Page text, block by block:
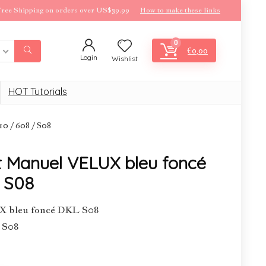
Shipping on orders over US$39.99 How to make these links
Login Wishlist
0
€0,00
HOT Tutorials
/ 608 / S08
VELUX bleu foncé
bleu foncé DKL S08